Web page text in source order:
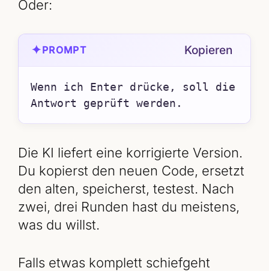
Oder:
✦PROMPT Kopieren
Wenn ich Enter drücke, soll die
Antwort geprüft werden.
Die KI liefert eine korrigierte Version.
Du kopierst den neuen Code, ersetzt
den alten, speicherst, testest. Nach
zwei, drei Runden hast du meistens,
was du willst.
Falls etwas komplett schiefgeht